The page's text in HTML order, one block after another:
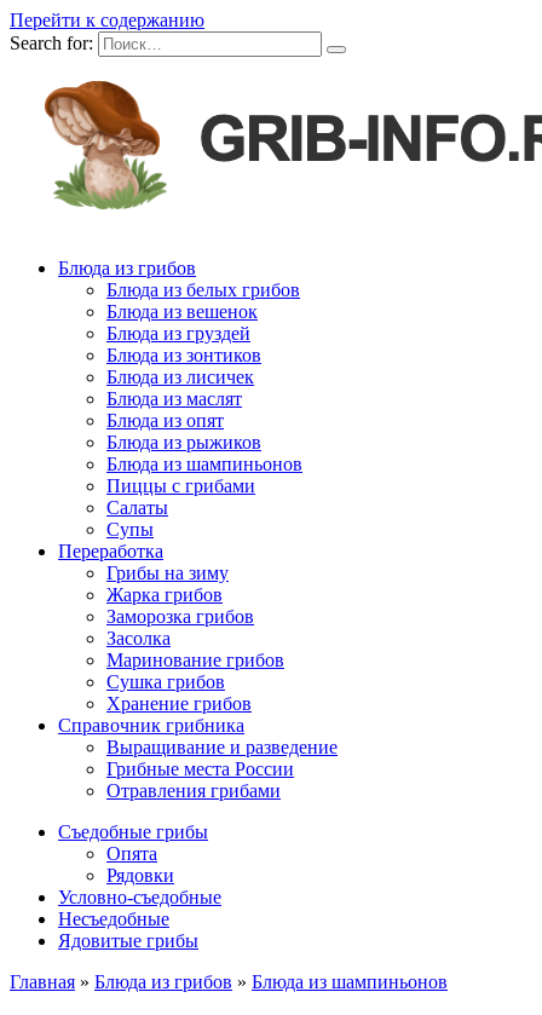
Перейти к содержанию
Search for:
Блюда из грибов
Блюда из белых грибов
Блюда из вешенок
Блюда из груздей
Блюда из зонтиков
Блюда из лисичек
Блюда из маслят
Блюда из опят
Блюда из рыжиков
Блюда из шампиньонов
Пиццы с грибами
Салаты
Супы
Переработка
Грибы на зиму
Жарка грибов
Заморозка грибов
Засолка
Маринование грибов
Сушка грибов
Хранение грибов
Справочник грибника
Выращивание и разведение
Грибные места России
Отравления грибами
Съедобные грибы
Опята
Рядовки
Условно-съедобные
Несъедобные
Ядовитые грибы
Главная » Блюда из грибов » Блюда из шампиньонов